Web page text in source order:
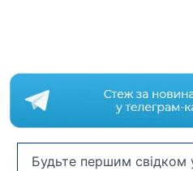
Будьте першим свідком